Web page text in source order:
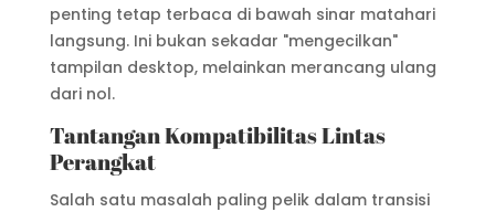
penting tetap terbaca di bawah sinar matahari
langsung. Ini bukan sekadar "mengecilkan"
tampilan desktop, melainkan merancang ulang
dari nol.
Tantangan Kompatibilitas Lintas
Perangkat
Salah satu masalah paling pelik dalam transisi